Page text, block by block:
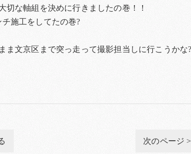
な軸組を決めに行きましたの巻！！
施工をしてたの巻?
ま文京区まで突っ走って撮影担当しに行こうかな
次のページ >